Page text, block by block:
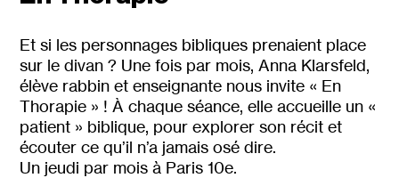
Et si les personnages bibliques prenaient place
sur le divan ? Une fois par mois, Anna Klarsfeld,
élève rabbin et enseignante nous invite « En
Thorapie » ! À chaque séance, elle accueille un «
patient » biblique, pour explorer son récit et
écouter ce qu’il n’a jamais osé dire.
Un jeudi par mois à Paris 10e.